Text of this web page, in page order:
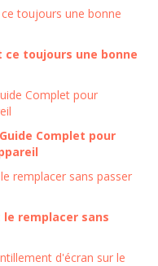
ce toujours une bonne
Complet pour
le remplacer sans